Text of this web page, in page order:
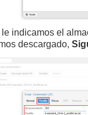
le indicamos el
descargado,